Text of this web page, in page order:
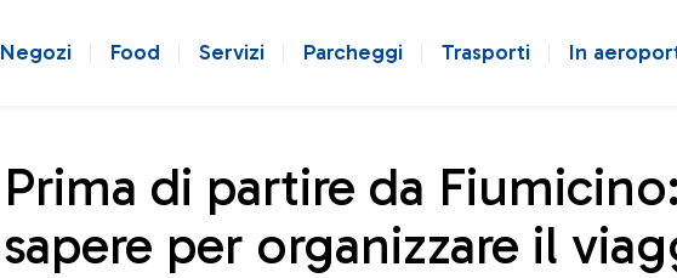
Negozi Food Servizi Parcheggi Trasporti In
Prima di partire da
sapere per organizzare il